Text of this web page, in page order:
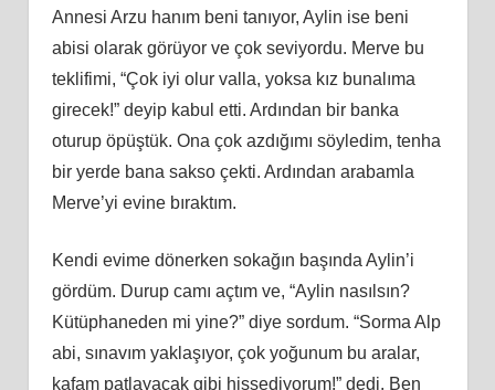
Annesi Arzu hanım beni tanıyor, Aylin ise beni
abisi olarak görüyor ve çok seviyordu. Merve bu
teklifimi, “Çok iyi olur valla, yoksa kız bunalıma
girecek!” deyip kabul etti. Ardından bir banka
oturup öpüştük. Ona çok azdığımı söyledim, tenha
bir yerde bana sakso çekti. Ardından arabamla
Merve’yi evine bıraktım.
Kendi evime dönerken sokağın başında Aylin’i
gördüm. Durup camı açtım ve, “Aylin nasılsın?
Kütüphaneden mi yine?” diye sordum. “Sorma Alp
abi, sınavım yaklaşıyor, çok yoğunum bu aralar,
kafam patlayacak gibi hissediyorum!” dedi. Ben